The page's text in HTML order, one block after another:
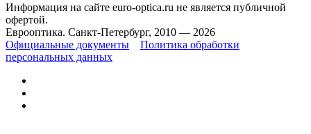
Информация на сайте euro-optica.ru не является публичной
офертой.
Еврооптика. Санкт-Петербург, 2010 — 2026
Официальные документы
Политика обработки
персональных данных